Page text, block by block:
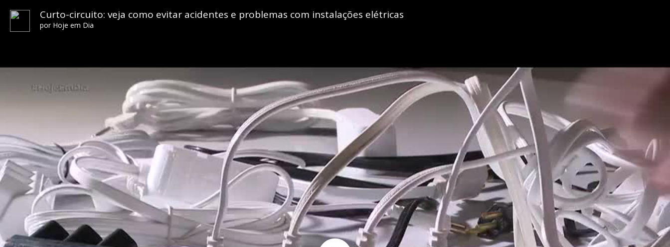
Curto-circuito: veja como evitar acidentes e problemas com instalações elétricas
por Hoje em Dia